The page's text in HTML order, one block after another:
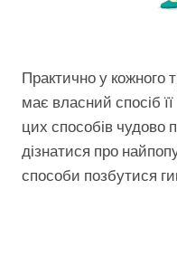
Практично у кожного
має власний спосіб
цих способів
дізнатися про
способи позбутися